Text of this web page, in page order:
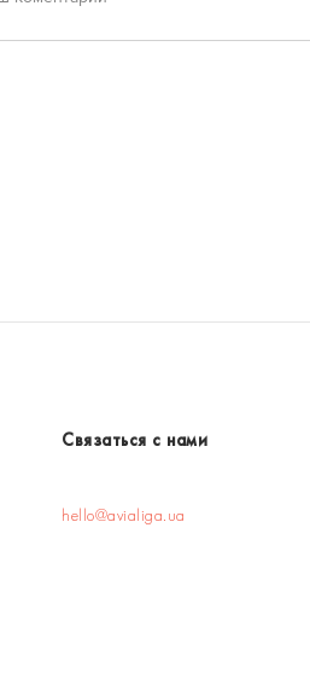
Связаться с нами
hello@avialiga.ua